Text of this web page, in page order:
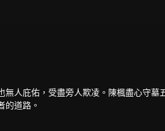
人庇佑，受盡旁人欺凌。陳楓盡心守墓
的道路。